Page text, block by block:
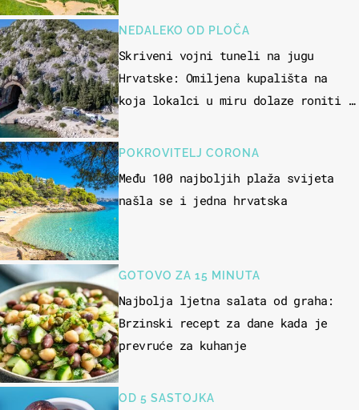
NEDALEKO OD PLOČA
Skriveni vojni tuneli na jugu
Hrvatske: Omiljena kupališta na
koja lokalci u miru dolaze roniti i
POKROVITELJ CORONA
Među 100 najboljih plaža svijeta
našla se i jedna hrvatska
GOTOVO ZA 15 MINUTA
Najbolja ljetna salata od graha:
Brzinski recept za dane kada je
prevruće za kuhanje
OD 5 SASTOJKA